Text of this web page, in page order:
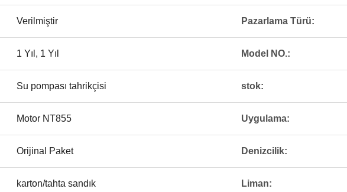
Verilmiştir Pazarlama Türü:
1 Yıl, 1 Yıl Model NO.:
Su pompası tahrikçisi stok:
Motor NT855 Uygulama:
Orijinal Paket Denizcilik:
karton/tahta sandık Liman: